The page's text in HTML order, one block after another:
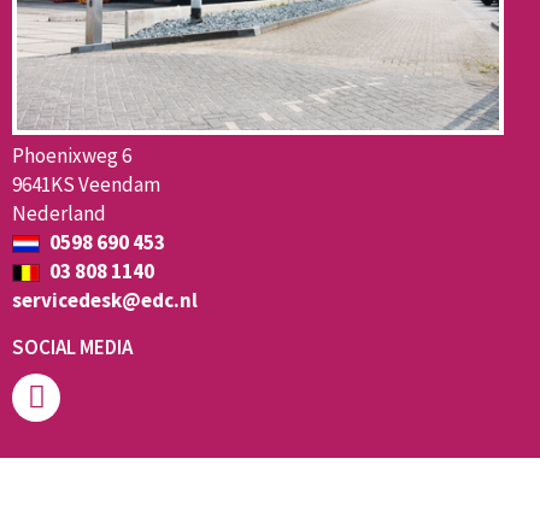
Phoenixweg 6
9641KS Veendam
Nederland
0598 690 453
03 808 1140
servicedesk@edc.nl
SOCIAL MEDIA